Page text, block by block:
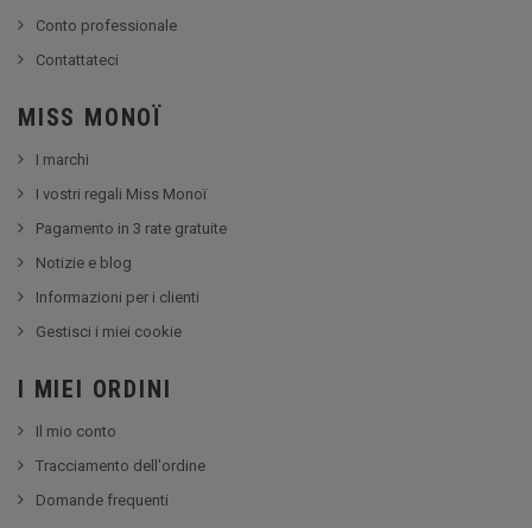
Conto professionale
Contattateci
MISS MONOÏ
I marchi
I vostri regali Miss Monoï
Pagamento in 3 rate gratuite
Notizie e blog
Informazioni per i clienti
Gestisci i miei cookie
I MIEI ORDINI
Il mio conto
Tracciamento dell'ordine
Domande frequenti